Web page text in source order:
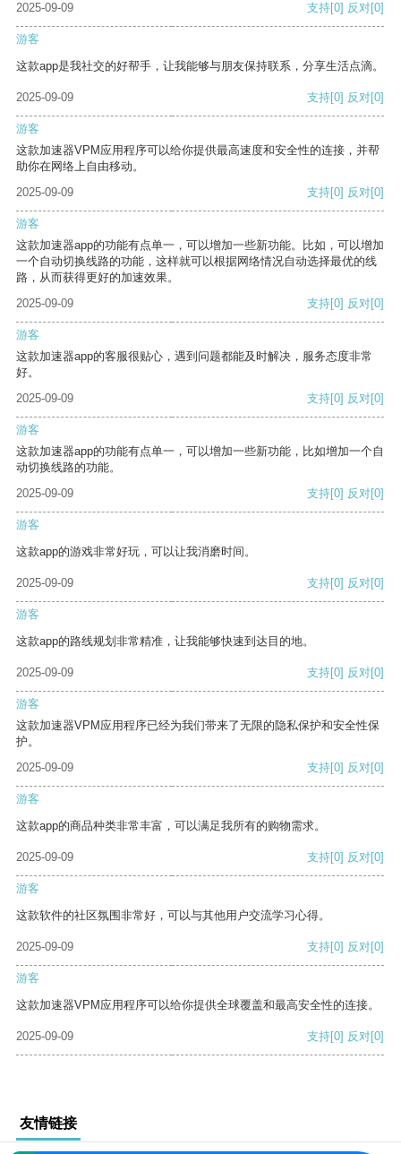
2025-09-09
支持[0] 反对[0]
游客
这款app是我社交的好帮手，让我能够与朋友保持联系，分享生活点滴。
2025-09-09 支持[0] 反对[0]
游客
这款加速器VPM应用程序可以给你提供最高速度和安全性的连接，并帮
助你在网络上自由移动。
2025-09-09
支持[0] 反对[0]
游客
这款加速器app的功能有点单一，可以增加一些新功能。比如，可以增加
一个自动切换线路的功能，这样就可以根据网络情况自动选择最优的线
路，从而获得更好的加速效果。
2025-09-09
支持[0] 反对[0]
游客
这款加速器app的客服很贴心，遇到问题都能及时解决，服务态度非常
好。
2025-09-09
支持[0] 反对[0]
游客
这款加速器app的功能有点单一，可以增加一些新功能，比如增加一个自
动切换线路的功能。
2025-09-09
支持[0] 反对[0]
游客
这款app的游戏非常好玩，可以让我消磨时间。
2025-09-09 支持[0] 反对[0]
游客
这款app的路线规划非常精准，让我能够快速到达目的地。
2025-09-09 支持[0] 反对[0]
游客
这款加速器VPM应用程序已经为我们带来了无限的隐私保护和安全性保
护。
2025-09-09
支持[0] 反对[0]
游客
这款app的商品种类非常丰富，可以满足我所有的购物需求。
2025-09-09 支持[0] 反对[0]
游客
这款软件的社区氛围非常好，可以与其他用户交流学习心得。
2025-09-09 支持[0] 反对[0]
游客
这款加速器VPM应用程序可以给你提供全球覆盖和最高安全性的连接。
2025-09-09 支持[0] 反对[0]
友情链接